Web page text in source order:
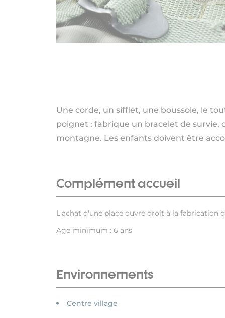
Une corde, un sifflet, une boussole, le
poignet : fabrique un bracelet de survie,
montagne. Les enfants doivent être
Complément accueil
L'achat d'une place ouvre droit à la fabrication
Age minimum : 6 ans
Environnements
Centre village